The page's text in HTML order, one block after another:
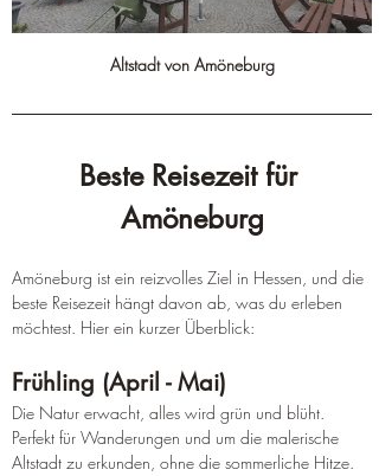
Altstadt von Amöneburg
Beste Reisezeit für
Amöneburg
Amöneburg ist ein reizvolles Ziel in Hessen, und die
beste Reisezeit hängt davon ab, was du erleben
möchtest. Hier ein kurzer Überblick:
Frühling (April - Mai)
Die Natur erwacht, alles wird grün und blüht.
Perfekt für Wanderungen und um die malerische
Altstadt zu erkunden, ohne die sommerliche Hitze.